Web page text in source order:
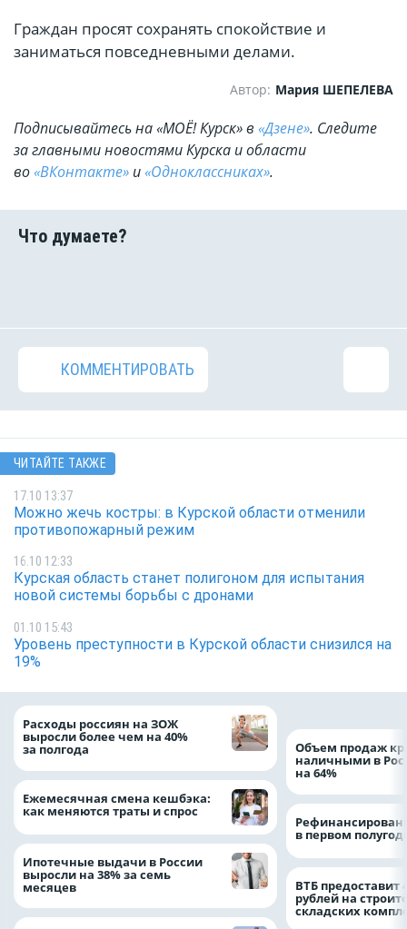
Граждан просят сохранять спокойствие и
заниматься повседневными делами.
Автор: Мария ШЕПЕЛЕВА
Подписывайтесь на «МОЁ! Курск» в «Дзене». Cледите
за главными новостями Курска и области
во«ВКонтакте» и«Одноклассниках».
КОММЕНТИРОВАТЬ
ЧИТАЙТЕ ТАКЖЕ
17.10 13:37
Можно жечь костры: в Курской области отменили
противопожарный режим
16.10 12:33
Курская область станет полигоном для испытания
новой системы борьбы с дронами
01.10 15:43
Уровень преступности в Курской области снизился на
19%
Расходы россиян на ЗОЖ
выросли более чем на 40%
за полгода
Ежемесячная смена кешбэка:
как меняются траты и спрос
Ипотечные выдачи в России
выросли на 38% за семь
месяцев
Объем продаж
наличными в
на 64%
в первом
ВТБ предоставит
рублей на
складских